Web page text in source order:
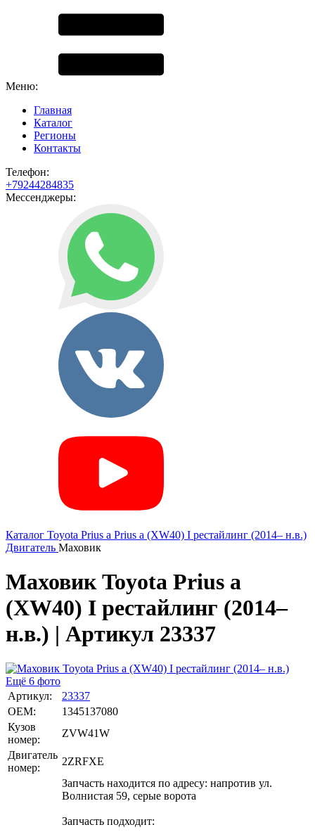
Меню:
Главная
Каталог
Регионы
Контакты
Телефон:
+79244284835
Мессенджеры:
Каталог Toyota Prius a Prius a (XW40) I рестайлинг (2014– н.в.)
Двигатель Маховик
Маховик Toyota Prius a
(XW40) I рестайлинг (2014–
н.в.) | Артикул 23337
Ещё 6 фото
Артикул:
23337
OEM:
1345137080
Кузов
номер:
ZVW41W
Двигатель
номер:
2ZRFXE
Запчасть находится по адресу: напротив ул.
Волнистая 59, серые ворота
Запчасть подходит: